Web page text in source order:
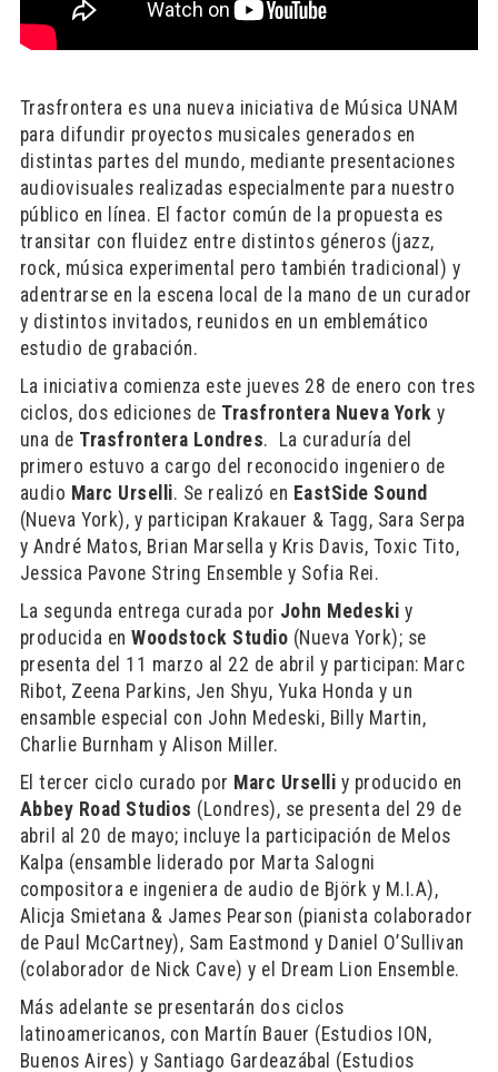
Trasfrontera es una nueva iniciativa de Música UNAM
para difundir proyectos musicales generados en
distintas partes del mundo, mediante presentaciones
audiovisuales realizadas especialmente para nuestro
público en línea. El factor común de la propuesta es
transitar con fluidez entre distintos géneros (jazz,
rock, música experimental pero también tradicional) y
adentrarse en la escena local de la mano de un curador
y distintos invitados, reunidos en un emblemático
estudio de grabación.
La iniciativa comienza este jueves 28 de enero con tres
ciclos, dos ediciones de Trasfrontera Nueva York y
una de Trasfrontera Londres. La curaduría del
primero estuvo a cargo del reconocido ingeniero de
audio Marc Urselli. Se realizó en EastSide Sound
(Nueva York), y participan Krakauer & Tagg, Sara Serpa
y André Matos, Brian Marsella y Kris Davis, Toxic Tito,
Jessica Pavone String Ensemble y Sofia Rei.
La segunda entrega curada por John Medeski y
producida enWoodstock Studio (Nueva York); se
presenta del 11 marzo al 22 de abril y participan: Marc
Ribot, Zeena Parkins, Jen Shyu, Yuka Honda y un
ensamble especial con John Medeski, Billy Martin,
Charlie Burnham y Alison Miller.
El tercer ciclo curado por Marc Urselli y producido en
Abbey Road Studios (Londres), se presenta del 29 de
abril al 20 de mayo; incluye la participación de Melos
Kalpa (ensamble liderado por Marta Salogni
compositora e ingeniera de audio de Björk y M.I.A),
Alicja Smietana & James Pearson (pianista colaborador
de Paul McCartney), Sam Eastmond y Daniel O’Sullivan
(colaborador de Nick Cave) y el Dream Lion Ensemble.
Más adelante se presentarán dos ciclos
latinoamericanos, con Martín Bauer (Estudios ION,
Buenos Aires) y Santiago Gardeazábal (Estudios